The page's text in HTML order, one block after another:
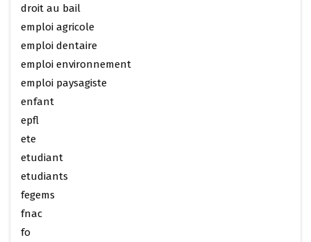
droit au bail
emploi agricole
emploi dentaire
emploi environnement
emploi paysagiste
enfant
epfl
ete
etudiant
etudiants
fegems
fnac
fo